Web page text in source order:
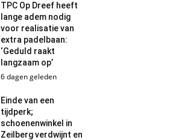
TPC Op Dreef heeft
lange adem nodig
voor realisatie van
extra padelbaan:
‘Geduld raakt
langzaam op’
6 dagen geleden
Einde van een
tijdperk;
schoenenwinkel in
Zeilberg verdwijnt en